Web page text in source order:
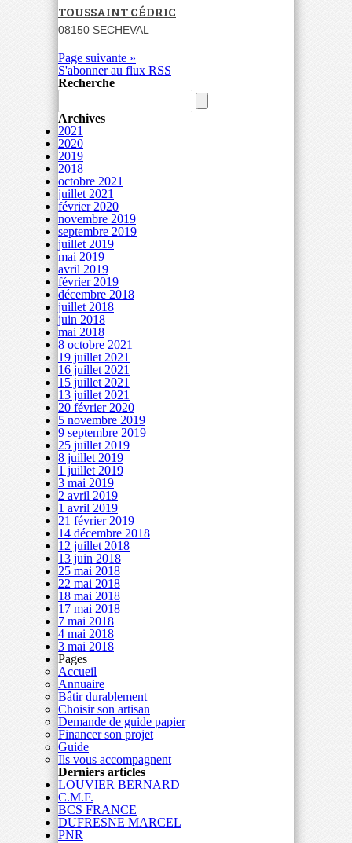
TOUSSAINT CÉDRIC
08150 SECHEVAL
Page suivante »
S'abonner au flux RSS
Recherche
Archives
2021
2020
2019
2018
octobre 2021
juillet 2021
février 2020
novembre 2019
septembre 2019
juillet 2019
mai 2019
avril 2019
février 2019
décembre 2018
juillet 2018
juin 2018
mai 2018
8 octobre 2021
19 juillet 2021
16 juillet 2021
15 juillet 2021
13 juillet 2021
20 février 2020
5 novembre 2019
9 septembre 2019
25 juillet 2019
8 juillet 2019
1 juillet 2019
3 mai 2019
2 avril 2019
1 avril 2019
21 février 2019
14 décembre 2018
12 juillet 2018
13 juin 2018
25 mai 2018
22 mai 2018
18 mai 2018
17 mai 2018
7 mai 2018
4 mai 2018
3 mai 2018
Pages
Accueil
Annuaire
Bâtir durablement
Choisir son artisan
Demande de guide papier
Financer son projet
Guide
Ils vous accompagnent
Derniers articles
LOUVIER BERNARD
C.M.F.
BCS FRANCE
DUFRESNE MARCEL
PNR